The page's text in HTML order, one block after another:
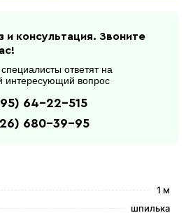
1 м
шпилька
и консультация. Звоните
ответят на
интересующий вопрос
64-22-515
680-39-95